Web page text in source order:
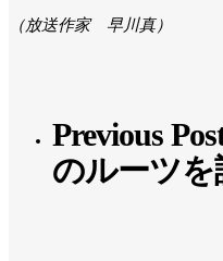
（放送作家 早川真）
Previous
のルーツを